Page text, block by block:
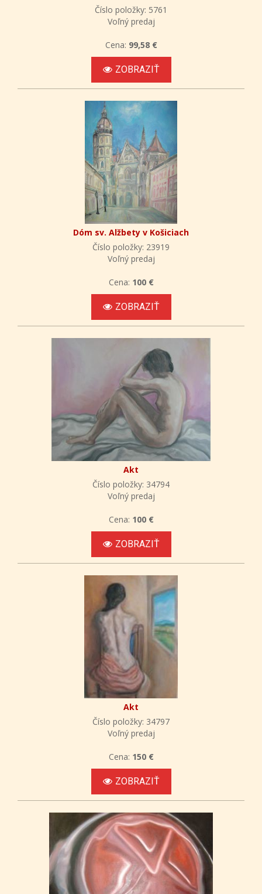
Číslo položky: 5761
Voľný predaj
Cena: 99,58 €
ZOBRAZIŤ
Dóm sv. Alžbety v Košiciach
Číslo položky: 23919
Voľný predaj
Cena: 100 €
ZOBRAZIŤ
Akt
Číslo položky: 34794
Voľný predaj
Cena: 100 €
ZOBRAZIŤ
Akt
Číslo položky: 34797
Voľný predaj
Cena: 150 €
ZOBRAZIŤ